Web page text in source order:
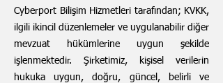
Cyberport Bilişim Hizmetleri tarafından; KVKK,
ilgili ikincil düzenlemeler ve uygulanabilir diğer
mevzuat hükümlerine uygun şekilde
işlenmektedir. Şirketimiz, kişisel verilerin
hukuka uygun, doğru, güncel, belirli ve